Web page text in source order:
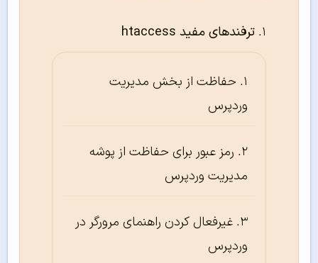
ترفندهای مفید htaccess
حفاظت از بخش مدیریت
وردپرس
رمز عبور برای حفاظت از پوشه
مدیریت وردپرس
غیرفعال کردن راهنمای مرورگر در
وردپرس